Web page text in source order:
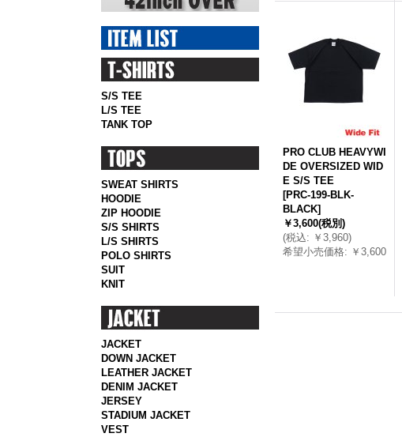
S/S TEE
L/S TEE
TANK TOP
SWEAT SHIRTS
HOODIE
ZIP HOODIE
S/S SHIRTS
L/S SHIRTS
POLO SHIRTS
SUIT
KNIT
JACKET
DOWN JACKET
LEATHER JACKET
DENIM JACKET
JERSEY
STADIUM JACKET
VEST
PRO CLUB HEAVYWI
DE OVERSIZED WID
E S/S TEE
[PRC-199-BLK-
BLACK]
￥3,600(税別)
(税込: ￥3,960)
希望小売価格: ￥3,600